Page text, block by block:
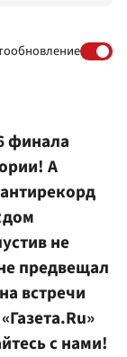
финала
А
не
предвещал
встречи
с нами!